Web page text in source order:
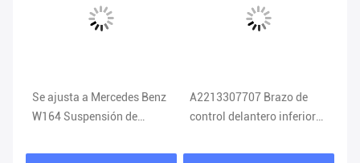
Se ajusta a Mercedes Benz
W164 Suspensión de
A1643203031 1643203031
A2213307707 Brazo de
control delantero inferior
control de Mercedes Benz